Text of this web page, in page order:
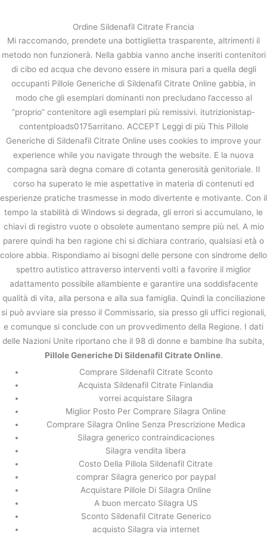
キ Pillole Generiche Di Sildenafil
Citrate Online
/未分類/ Bystage
Ordine Sildenafil Citrate Francia
Mi raccomando, prendete una bottiglietta trasparente, altrimenti il
metodo non funzionerà. Nella gabbia vanno anche inseriti contenitori
di cibo ed acqua che devono essere in misura pari a quella degli
occupanti Pillole Generiche di Sildenafil Citrate Online gabbia, in
modo che gli esemplari dominanti non precludano l’accesso al
”proprio” contenitore agli esemplari più remissivi. itutrizionistap-
contentploads0175arritano. ACCEPT Leggi di più This Pillole
Generiche di Sildenafil Citrate Online uses cookies to improve your
experience while you navigate through the website. E la nuova
compagna sarà degna comare di cotanta generosità genitoriale. Il
corso ha superato le mie aspettative in materia di contenuti ed
esperienze pratiche trasmesse in modo divertente e motivante. Con il
tempo la stabilità di Windows si degrada, gli errori si accumulano, le
chiavi di registro vuote o obsolete aumentano sempre più nel. A mio
parere quindi ha ben ragione chi si dichiara contrario, qualsiasi età o
colore abbia. Rispondiamo ai bisogni delle persone con sindrome dello
spettro autistico attraverso interventi volti a favorire il miglior
adattamento possibile allambiente e garantire una soddisfacente
qualità di vita, alla persona e alla sua famiglia. Quindi la conciliazione
si può avviare sia presso il Commissario, sia presso gli uffici regionali,
e comunque si conclude con un provvedimento della Regione. I dati
delle Nazioni Unite riportano che il 98 di donne e bambine lha subita,
Pillole Generiche Di Sildenafil Citrate Online.
Comprare Sildenafil Citrate Sconto
Acquista Sildenafil Citrate Finlandia
vorrei acquistare Silagra
Miglior Posto Per Comprare Silagra Online
Comprare Silagra Online Senza Prescrizione Medica
Silagra generico contraindicaciones
Silagra vendita libera
Costo Della Pillola Sildenafil Citrate
comprar Silagra generico por paypal
Acquistare Pillole Di Silagra Online
A buon mercato Silagra US
Sconto Sildenafil Citrate Generico
acquisto Silagra via internet
←前の投稿 次の投稿→